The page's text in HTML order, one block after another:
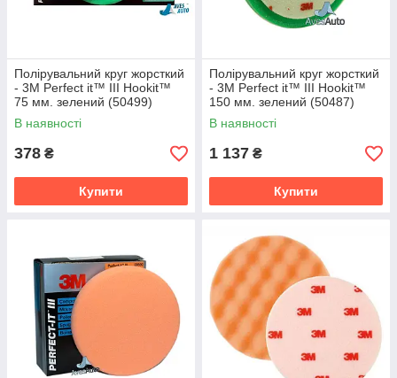
Полірувальний круг жорсткий
- 3M Perfect it™ III Hookit™
75 мм. зелений (50499)
В наявності
378 ₴
Купити
Полірувальний круг жорсткий
- 3M Perfect it™ III Hookit™
150 мм. зелений (50487)
В наявності
1 137 ₴
Купити